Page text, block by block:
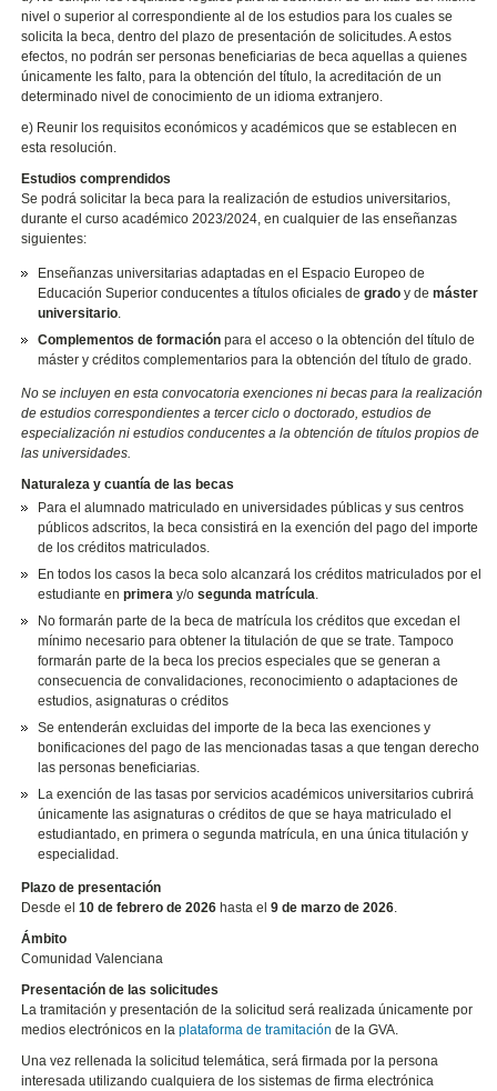
nivel o superior al correspondiente al de los estudios para los cuales se
solicita la beca, dentro del plazo de presentación de solicitudes. A estos
efectos, no podrán ser personas beneficiarias de beca aquellas a quienes
únicamente les falto, para la obtención del título, la acreditación de un
determinado nivel de conocimiento de un idioma extranjero.
e) Reunir los requisitos económicos y académicos que se establecen en
esta resolución.
Estudios comprendidos
Se podrá solicitar la beca para la realización de estudios universitarios,
durante el curso académico 2023/2024, en cualquier de las enseñanzas
siguientes:
Enseñanzas universitarias adaptadas en el Espacio Europeo de
Educación Superior conducentes a títulos oficiales degrado y demáster
universitario.
Complementos de formación para el acceso o la obtención del título de
máster y créditos complementarios para la obtención del título de grado.
No se incluyen en esta convocatoria exenciones ni becas para la realización
de estudios correspondientes a tercer ciclo o doctorado, estudios de
especialización ni estudios conducentes a la obtención de títulos propios de
las universidades.
Naturaleza y cuantía de las becas
Para el alumnado matriculado en universidades públicas y sus centros
públicos adscritos, la beca consistirá en la exención del pago del importe
de los créditos matriculados.
En todos los casos la beca solo alcanzará los créditos matriculados por el
estudiante enprimeray/osegunda matrícula.
No formarán parte de la beca de matrícula los créditos que excedan el
mínimo necesario para obtener la titulación de que se trate. Tampoco
formarán parte de la beca los precios especiales que se generan a
consecuencia de convalidaciones, reconocimiento o adaptaciones de
estudios, asignaturas o créditos
Se entenderán excluidas del importe de la beca las exenciones y
bonificaciones del pago de las mencionadas tasas a que tengan derecho
las personas beneficiarias.
La exención de las tasas por servicios académicos universitarios cubrirá
únicamente las asignaturas o créditos de que se haya matriculado el
estudiantado, en primera o segunda matrícula, en una única titulación y
especialidad.
Plazo de presentación
Desde el10 de febrero de 2026 hasta el9 de marzo de 2026.
Ámbito
Comunidad Valenciana
Presentación de las solicitudes
La tramitación y presentación de la solicitud será realizada únicamente por
medios electrónicos en laplataforma de tramitación de la GVA.
Una vez rellenada la solicitud telemática, será firmada por la persona
interesada utilizando cualquiera de los sistemas de firma electrónica